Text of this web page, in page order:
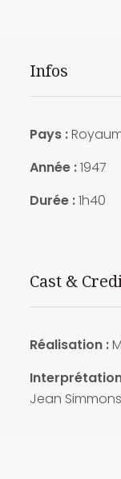
Infos
Pays :
Année :1947
Durée :1h40
Cast &
Réalisation :
Jean